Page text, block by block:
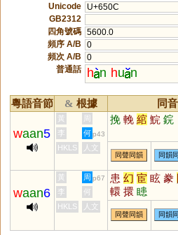
Unicode
U+650C
GB2312
四角號碼 5600.0
頻序 A/B
0
頻次 A/B
0
普通話
h n hu n
粵語音節 & 根據 同
waan5
黃 周 挽 輓 綰 鯇 鋎
李 何 p43
HKLS 人文
同聲同韻 同韻
waan6
黃 周 p67 患 幻 宦 眩 豢
轘 擐 瞣
李
何
HKLS
人文
同聲同韻 同韻